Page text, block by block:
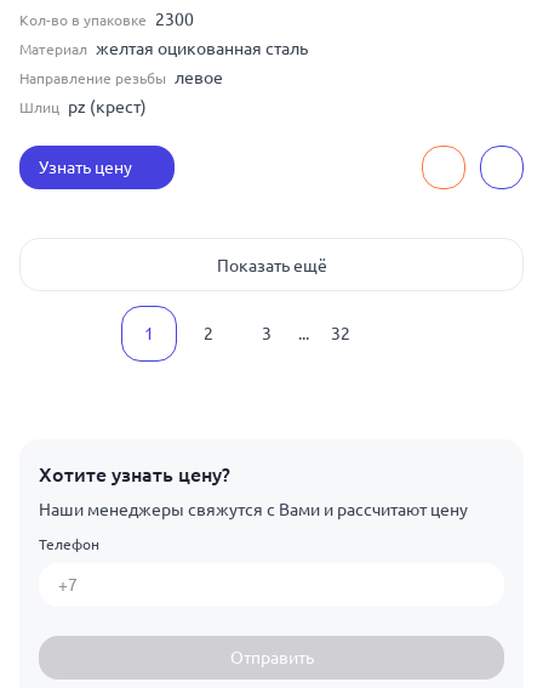
Кол-во в упаковке 2300
Материал желтая оцикованная сталь
Направление резьбы левое
Шлиц pz (крест)
Узнать цену
Показать ещё
1 2 3 ... 32
Хотите узнать цену?
Наши менеджеры свяжутся с Вами и рассчитают цену
Телефон
Отправить